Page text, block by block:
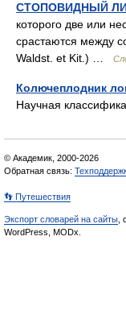
СТОПОВИДНЫЙ
которого две или
срастаются между
Waldst. et Kit.) …
Колючеплодник
Научная
© Академик, 2000-2026
Обратная связь:
👣 Путешествия
Экспорт словарей на сайты
WordPress, MODx.